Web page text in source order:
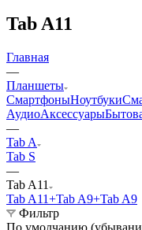
Tab A11
Главная
—
Планшеты
СмартфоныНоутбуки
АудиоАксессуары
—
Tab A
Tab S
—
Tab A11
Tab A11+Tab A9+Tab A9
Фильтр
По умолчанию